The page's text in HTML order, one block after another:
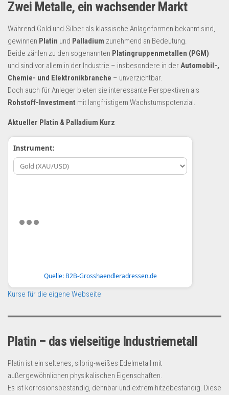
Sonderposten-Angebote
Dropshipping-Produkte
B2B Produkte
Grosshandel
Amazon
Aldi
Lidl
Kostenlos verkaufen
Anmelden
Zwei Metalle, ein wachsender Markt
Während Gold und Silber als klassische Anlageformen bekannt sind,
gewinnen Platin und Palladium zunehmend an Bedeutung.
Beide zählen zu den sogenannten Platingruppenmetallen (PGM)
und sind vor allem in der Industrie – insbesondere in derAutomobil-,
Chemie- und Elektronikbranche – unverzichtbar.
Doch auch für Anleger bieten sie interessante Perspektiven als
Rohstoff-Investment mit langfristigem Wachstumspotenzial.
Aktueller Platin & Palladium Kurz
Instrument:
Quelle: B2B-Grosshaendleradressen.de
Kurse für die eigene Webseite
Platin – das vielseitige Industriemetall
Platin ist ein seltenes, silbrig-weißes Edelmetall mit
außergewöhnlichen physikalischen Eigenschaften.
Es ist korrosionsbeständig, dehnbar und extrem hitzebeständig. Diese